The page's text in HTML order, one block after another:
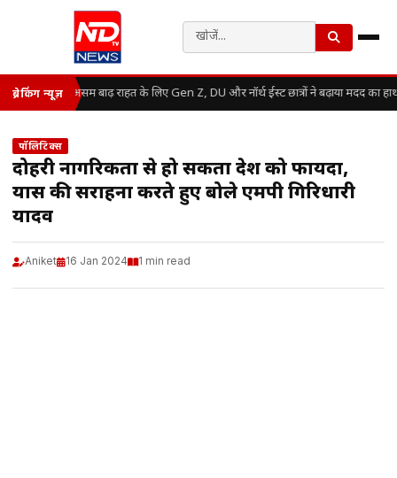
ब्रेकिंग न्यूज़ असम बाढ़ राहत के लिए Gen Z, DU और नॉर्थ ईस्ट छात्रों ने बढ़ाया मदद का हाथ
पॉलिटिक्स
दोहरी नागरिकता से हो सकता देश को फायदा,
प्रयास की सराहना करते हुए बोले एमपी गिरिधारी
यादव
Aniket 16 Jan 2024 1 min read